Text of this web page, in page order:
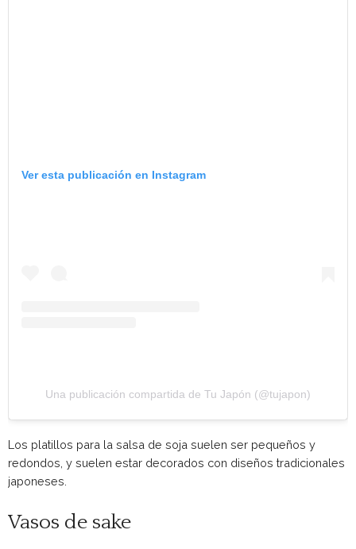
Ver esta publicación en Instagram
Una publicación compartida de Tu Japón (@tujapon)
Los platillos para la salsa de soja suelen ser pequeños y
redondos, y suelen estar decorados con diseños tradicionales
japoneses.
Vasos de sake